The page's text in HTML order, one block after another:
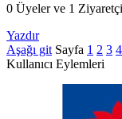
0 Üyeler ve 1
Yazdır
Aşağı git Sayfa 1 2 3 4
Kullanıcı Eylemleri